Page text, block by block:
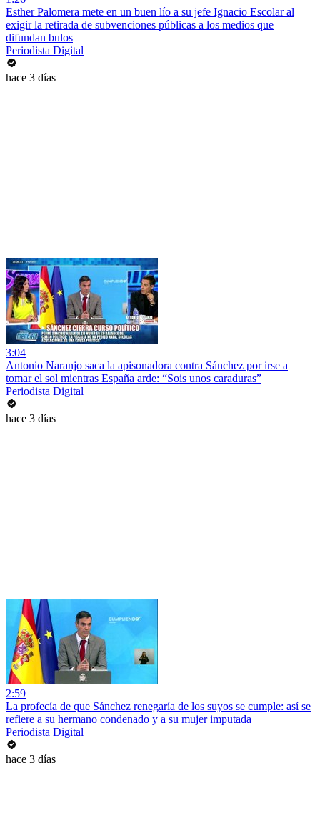
Esther Palomera mete en un buen lío a su jefe Ignacio Escolar al
exigir la retirada de subvenciones públicas a los medios que
difundan bulos
Periodista Digital
hace 3 días
3:04
Antonio Naranjo saca la apisonadora contra Sánchez por irse a
tomar el sol mientras España arde: “Sois unos caraduras”
Periodista Digital
hace 3 días
2:59
La profecía de que Sánchez renegaría de los suyos se cumple: así se
refiere a su hermano condenado y a su mujer imputada
Periodista Digital
hace 3 días